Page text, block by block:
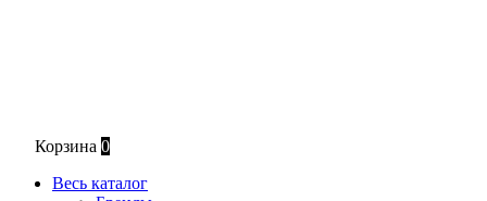
Корзина 0
Весь каталог